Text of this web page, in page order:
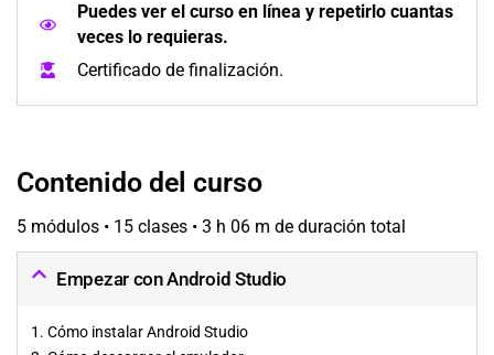
Puedes ver el curso en línea y repetirlo cuantas
veces lo requieras.
Certificado de finalización.
Contenido del curso
5 módulos • 15 clases • 3 h 06 m de duración total
Empezar con Android Studio
1. Cómo instalar Android Studio